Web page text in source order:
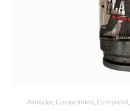
Asmodee, Competitivos, En español,